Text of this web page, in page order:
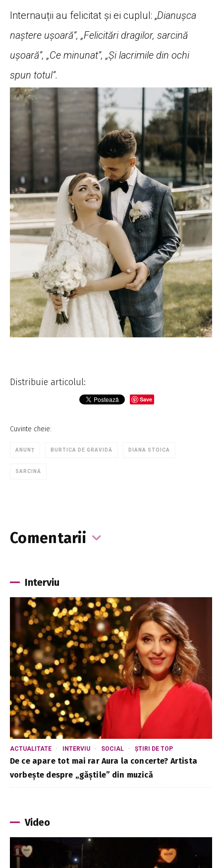
Internauții au felicitat și ei cuplul: „Dianușca
naștere ușoară”, „Felicitări dragilor, sarcină
ușoară”, „Ce minunat”, „Și lacrimile din ochi
spun totul”.
Distribuie articolul:
Save
Cuvinte cheie:
ANUNȚ BURTICA DE GRAVIDĂ DIANA STOICA
SARCINĂ
Comentarii
Interviu
ACTUALITATE INTERVIU SOCIAL ȘTIRI DE TOP
De ce apare tot mai rar Aura la concerte? Artista
vorbește despre „găștile” din muzică
Video